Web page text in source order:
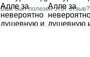
Вам был полезен этот отзыв?